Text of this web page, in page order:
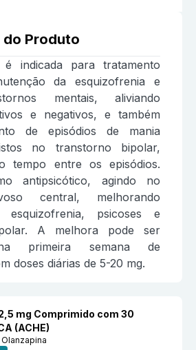
do Produto
indicada para tratamento
da esquizofrenia e
mentais, aliviando
e negativos, e também
de episódios de mania
no transtorno bipolar,
tempo entre os episódios.
antipsicótico, agindo no
central, melhorando
esquizofrenia, psicoses e
A melhora pode ser
primeira semana de
doses diárias de 5-20 mg.
mg Comprimido com 30
(ACHE)
Olanzapina